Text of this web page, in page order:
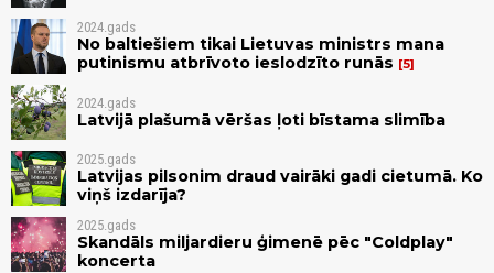
2024.gads
No baltiešiem tikai Lietuvas ministrs mana
putinismu atbrīvoto ieslodzīto runās
5
2024.gads
Latvijā plašumā vēršas ļoti bīstama slimība
2025.gads
Latvijas pilsonim draud vairāki gadi cietumā. Ko
viņš izdarīja?
2025.gads
Skandāls miljardieru ģimenē pēc "Coldplay"
koncerta